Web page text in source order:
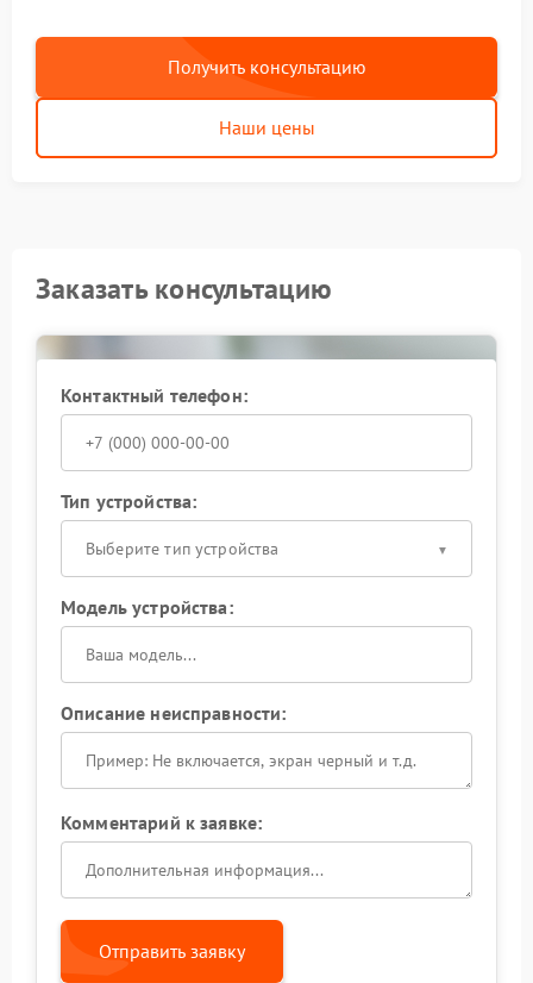
Получить консультацию
Наши цены
Заказать консультацию
Контактный телефон:
Тип устройства:
Выберите тип устройства
Модель устройства:
Описание неисправности:
Комментарий к заявке:
Отправить заявку